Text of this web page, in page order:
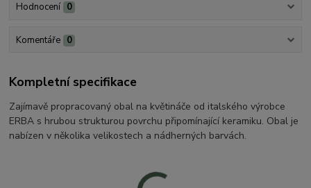
Hodnocení 0
Komentáře 0
Kompletní specifikace
Zajímavě propracovaný obal na květináče od italského výrobce
ERBA s hrubou strukturou povrchu připomínající keramiku. Obal je
nabízen v několika velikostech a nádherných barvách.